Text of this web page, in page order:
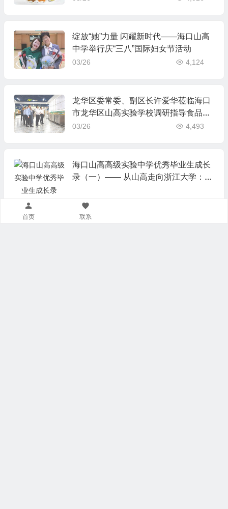
绽放“她”力量 闪耀新时代——海口山高
中学举行庆“三八”国际妇女节活动
03/26 4,124
龙华区委常委、副区长许爱华莅临海口
市龙华区山高实验学校调研指导食品安
全工作
03/26 4,493
海口山高高级实验中学优秀毕业生成长
录（一）—— 从山高走向浙江大学：罗
首页 联系